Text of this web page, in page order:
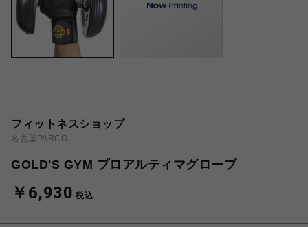
フィットネスショップ
名古屋PARCO
GOLD'S GYM プロアルティマグローブ
￥6,930 税込